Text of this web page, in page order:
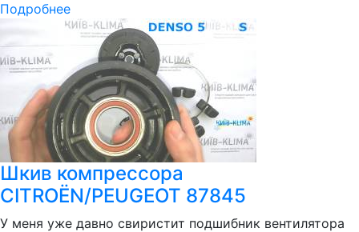
Подробнее
Шкив компрессора
CITROËN/PEUGEOT 87845
У меня уже давно свиристит подшибник вентилятора